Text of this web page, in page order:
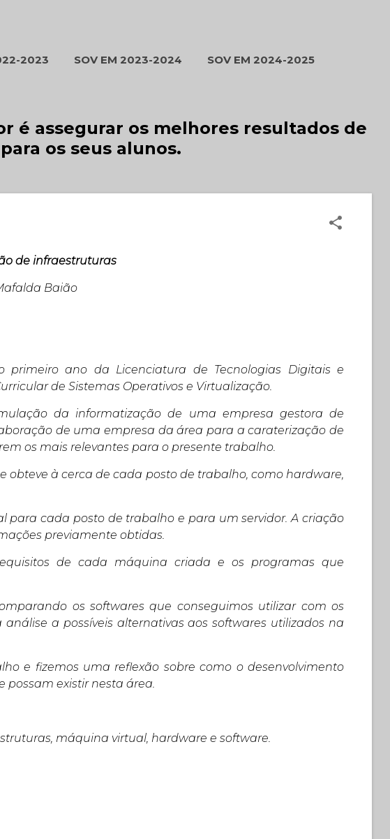
2023 SOV EM 2023-2024 SOV EM 2024-2025
é assegurar os melhores resultados de
os seus alunos.
de infraestruturas
Baião
primeiro ano da Licenciatura de Tecnologias Digitais e
de Sistemas Operativos e Virtualização.
da informatização de uma empresa gestora de
de uma empresa da área para a caraterização de
os mais relevantes para o presente trabalho.
obteve à cerca de cada posto de trabalho, como hardware,
cada posto de trabalho e para um servidor. A criação
previamente obtidas.
de cada máquina criada e os programas que
os softwares que conseguimos utilizar com os
a possíveis alternativas aos softwares utilizados na
e fizemos uma reflexão sobre como o desenvolvimento
existir nesta área.
máquina virtual, hardware e software.